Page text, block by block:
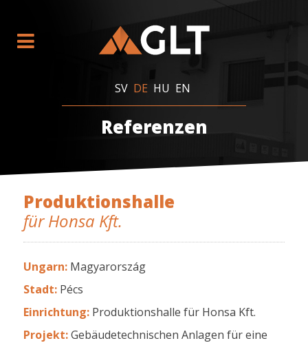
SV DE HU EN
Referenzen
Produktionshalle
für Honsa Kft.
Ungarn: Magyarország
Stadt: Pécs
Einrichtung: Produktionshalle für Honsa Kft.
Projekt:Gebäudetechnischen Anlagen für eine